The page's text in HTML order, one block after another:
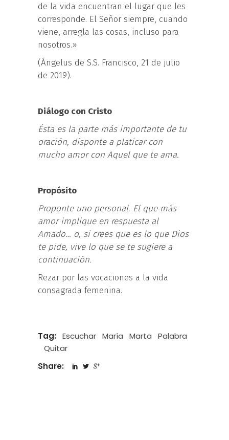
de la vida encuentran el lugar que les
corresponde. El Señor siempre, cuando
viene, arregla las cosas, incluso para
nosotros.»
(Ángelus de S.S. Francisco, 21 de julio
de 2019).
Diálogo con Cristo
Ésta es la parte más importante de tu
oración, disponte a platicar con
mucho amor con Aquel que te ama.
Propósito
Proponte uno personal. El que más
amor implique en respuesta al
Amado… o, si crees que es lo que Dios
te pide, vive lo que se te sugiere a
continuación.
Rezar por las vocaciones a la vida
consagrada femenina.
Tag: Escuchar María Marta
Palabra
Quitar
Share: